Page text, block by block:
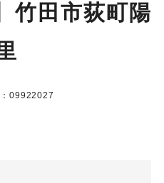
竹田市荻町陽
：09922027